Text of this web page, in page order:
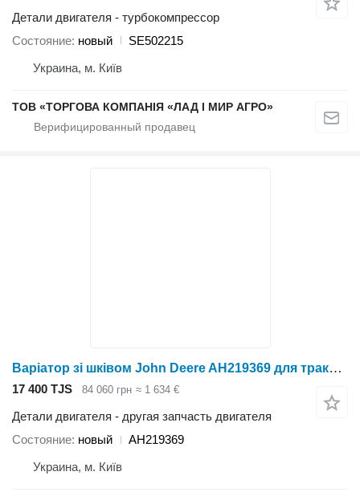
Детали двигателя - турбокомпрессор
Состояние новый
SE502215
Украина, м. Київ
ТОВ «ТОРГОВА КОМПАНІЯ «ЛАД І МИР АГРО»
Варіатор зі шківом John Deere AH219369 для трактора колесного John Deere
17 400 TJS 84 060 грн ≈ 1 634 €
Детали двигателя - другая запчасть двигателя
Состояние новый
AH219369
Украина, м. Київ